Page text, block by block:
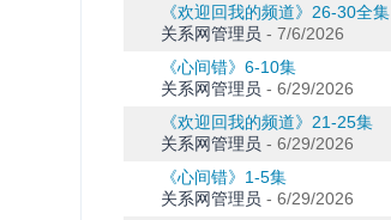
《欢迎回我的频道》26-30全集
关系网管理员 -7/6/2026
《心间错》6-10集
关系网管理员 -6/29/2026
《欢迎回我的频道》21-25集
关系网管理员 -6/29/2026
《心间错》1-5集
关系网管理员 -6/29/2026